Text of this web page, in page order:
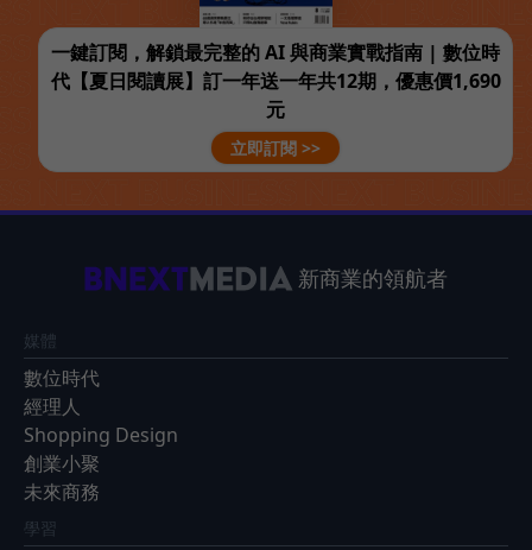
一鍵訂閱，解鎖最完整的 AI 與商業實戰指南 | 數位時
代【夏日閱讀展】訂一年送一年共12期，優惠價1,690
元
立即訂閱 >>
新商業的領航者
媒體
數位時代
經理人
Shopping Design
創業小聚
未來商務
學習